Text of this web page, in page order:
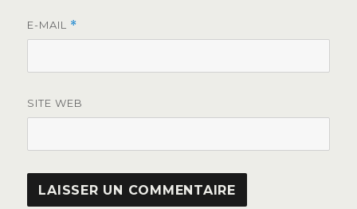
E-MAIL *
SITE WEB